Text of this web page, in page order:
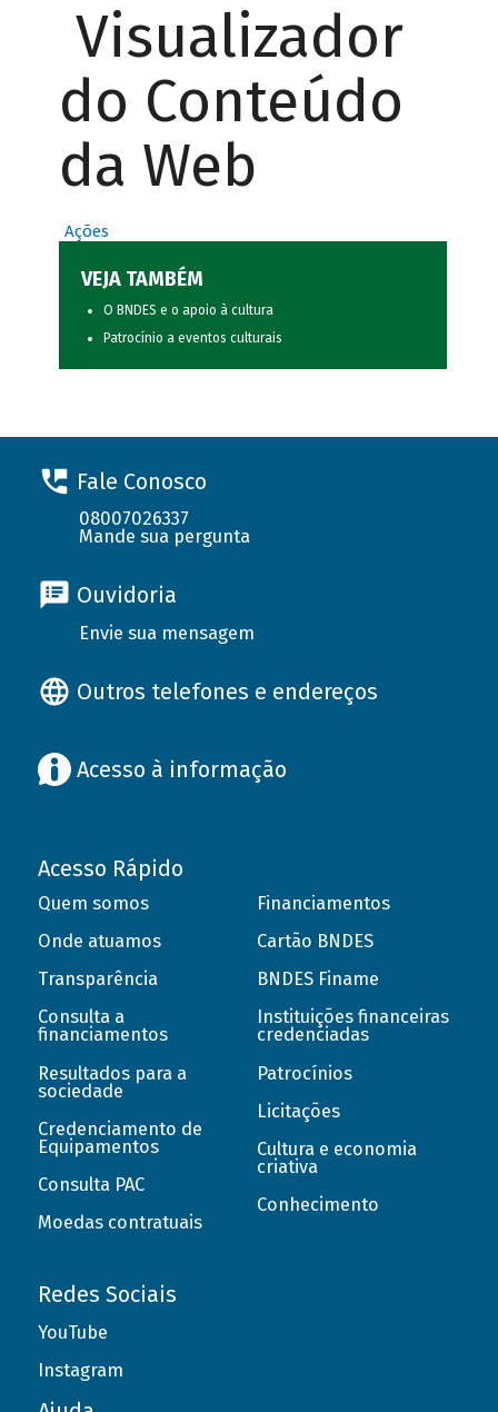
Visualizador
do Conteúdo
da Web
Ações
VEJA TAMBÉM
O BNDES e o apoio à cultura
Patrocínio a eventos culturais
Fale Conosco
08007026337
Mande sua pergunta
Ouvidoria
Envie sua mensagem
Outros telefones e endereços
Acesso à informação
Acesso Rápido
Quem somos
Onde atuamos
Transparência
Consulta a
financiamentos
Resultados para a
sociedade
Credenciamento de
Equipamentos
Consulta PAC
Moedas contratuais
Financiamentos
Cartão BNDES
BNDES Finame
Instituições financeiras
credenciadas
Patrocínios
Licitações
Cultura e economia
criativa
Conhecimento
Redes Sociais
YouTube
Instagram